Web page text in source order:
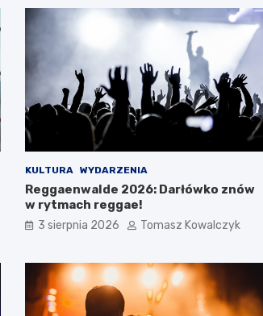
KULTURA WYDARZENIA
Reggaenwalde 2026: Darłówko znów
w rytmach reggae!
3 sierpnia 2026 Tomasz Kowalczyk